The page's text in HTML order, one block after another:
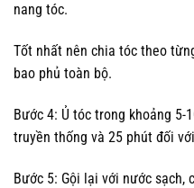
nang tóc.
Tốt nhất nên chia tóc theo
bao phủ toàn bộ.
Bước 4: Ủ tóc trong khoảng 5-
truyền thống và 25 phút đối
Bước 5: Gội lại với nước sạch,